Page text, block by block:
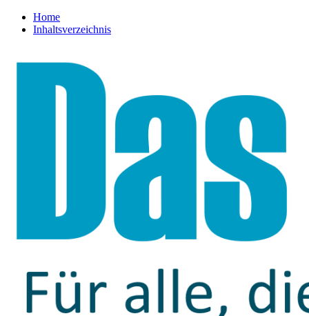
Home
Inhaltsverzeichnis